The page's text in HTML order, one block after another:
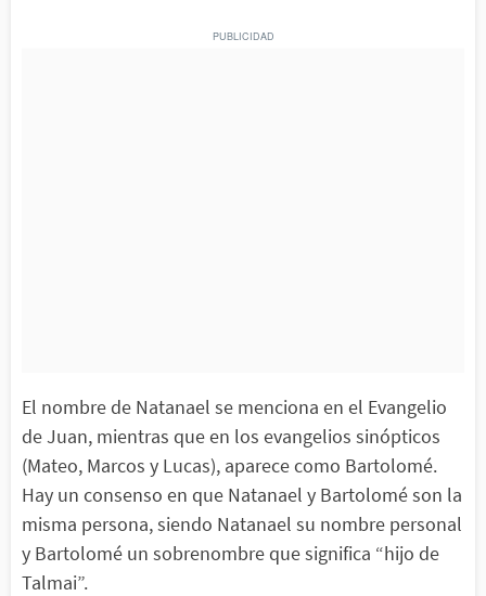
El nombre de Natanael se menciona en el Evangelio
de Juan, mientras que en los evangelios sinópticos
(Mateo, Marcos y Lucas), aparece como Bartolomé.
Hay un consenso en que Natanael y Bartolomé son la
misma persona, siendo Natanael su nombre personal
y Bartolomé un sobrenombre que significa “hijo de
Talmai”.